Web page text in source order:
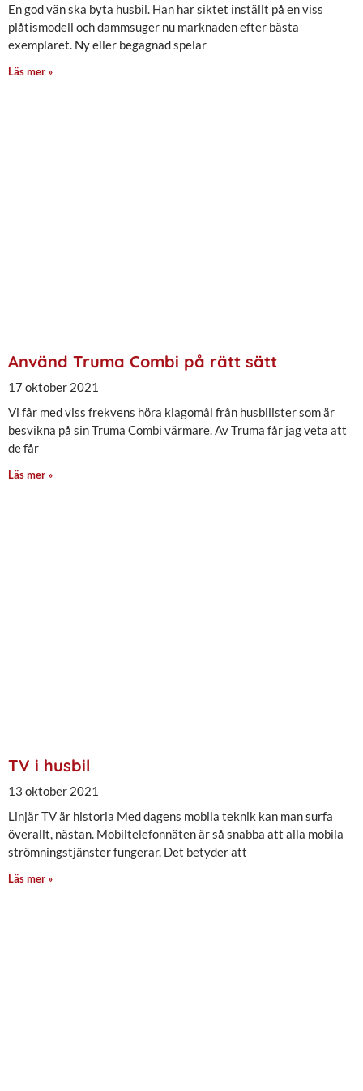
En god vän ska byta husbil. Han har siktet inställt på en viss
plåtismodell och dammsuger nu marknaden efter bästa
exemplaret. Ny eller begagnad spelar
Läs mer »
Använd Truma Combi på rätt sätt
17 oktober 2021
Vi får med viss frekvens höra klagomål från husbilister som är
besvikna på sin Truma Combi värmare. Av Truma får jag veta att
de får
Läs mer »
TV i husbil
13 oktober 2021
Linjär TV är historia Med dagens mobila teknik kan man surfa
överallt, nästan. Mobiltelefonnäten är så snabba att alla mobila
strömningstjänster fungerar. Det betyder att
Läs mer »